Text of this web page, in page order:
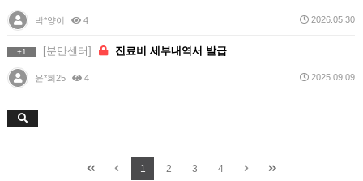
박*양이 4 2026.05.30
+1 [분만센터] 진료비 세부내역서 발급
윤*희25 4 2025.09.09
1 2 3 4